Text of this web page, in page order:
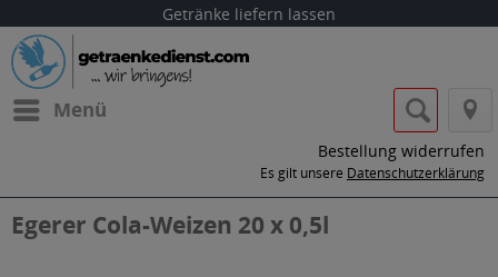
Getränke liefern lassen
Menü
Bestellung widerrufen
Es gilt unsere Datenschutzerklärung
Egerer Cola-Weizen 20 x 0,5l